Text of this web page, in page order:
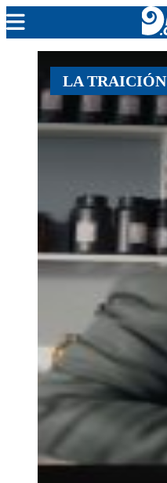
MENDOZA
CADA DÍA
PROGRAMACIÓN
EN VIVO
LA TRAICIÓN